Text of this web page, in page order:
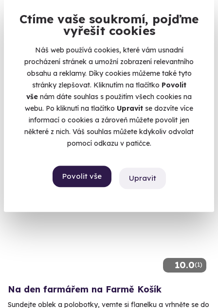
Ctíme vaše soukromí, pojďme
vyřešit cookies
Náš web používá cookies, které vám usnadní
procházení stránek a umožní zobrazení relevantního
obsahu a reklamy. Díky cookies můžeme také tyto
stránky zlepšovat. Kliknutím na tlačítko Povolit
vše nám dáte souhlas s použitím všech cookies na
webu. Po kliknutí na tlačítko Upravit se dozvíte více
informací o cookies a zároveň můžete povolit jen
některé z nich. Váš souhlas můžete kdykoliv odvolat
pomocí odkazu v patičce.
Povolit vše Upravit
10.0(137)
Kovářem na zkoušku
Poznejte krásu černého řemesla.
Březnice (Příbram)
10.0(1)
Na den farmářem na Farmě Košík
Sundejte oblek a polobotky, vemte si flanelku a vrhněte se do